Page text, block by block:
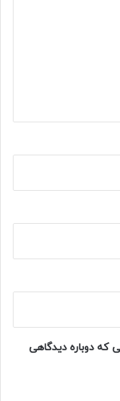
که دوباره دیدگاهی